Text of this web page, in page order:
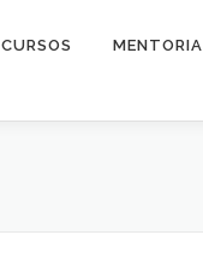
CURSOS MENTORIA